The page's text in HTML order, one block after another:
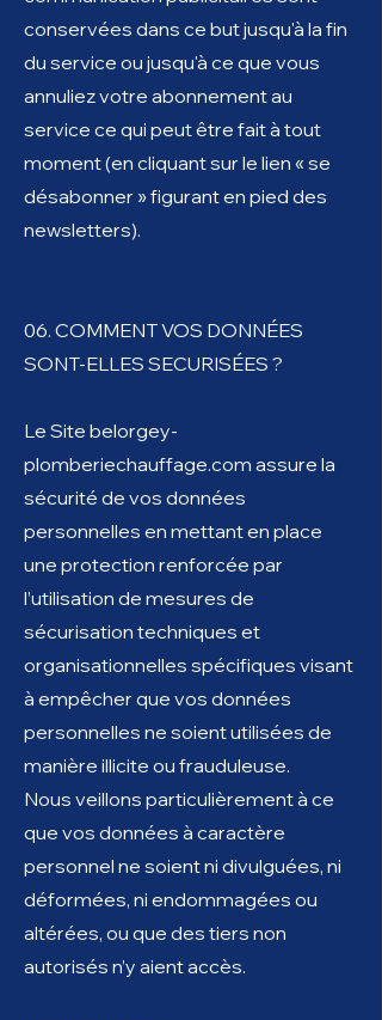
conservées dans ce but jusqu'à la fin
du service ou jusqu'à ce que vous
annuliez votre abonnement au
service ce qui peut être fait à tout
moment (en cliquant sur le lien « se
désabonner » figurant en pied des
newsletters).
06. COMMENT VOS DONNÉES
SONT-ELLES SECURISÉES ?
Le Site belorgey-
plomberiechauffage.com assure la
sécurité de vos données
personnelles en mettant en place
une protection renforcée par
l’utilisation de mesures de
sécurisation techniques et
organisationnelles spécifiques visant
à empêcher que vos données
personnelles ne soient utilisées de
manière illicite ou frauduleuse.
Nous veillons particulièrement à ce
que vos données à caractère
personnel ne soient ni divulguées, ni
déformées, ni endommagées ou
altérées, ou que des tiers non
autorisés n’y aient accès.